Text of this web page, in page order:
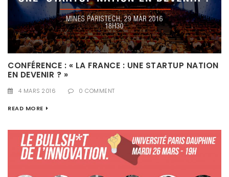
CONFÉRENCE : « LA FRANCE : UNE STARTUP NATION
EN DEVENIR ? »
4 MARS 2016 0 COMMENT
READ MORE